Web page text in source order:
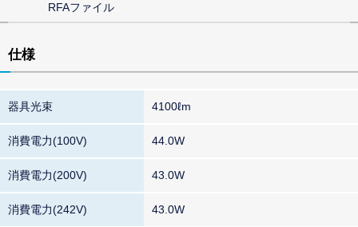
RFAファイル
仕様
器具光束 4100ℓm
消費電力(100V) 44.0W
消費電力(200V) 43.0W
消費電力(242V) 43.0W